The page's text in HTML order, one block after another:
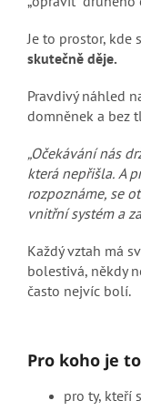
Je to prostor, kde
skutečně děje.
Pravdivý náhled
domněnek a bez
„Očekávání nás
která nepřišla. A
rozpoznáme, se
vnitřní systém a
Každý vztah má
bolestivá, někdy
často nejvíc bolí.
Pro koho je
pro ty, kteří